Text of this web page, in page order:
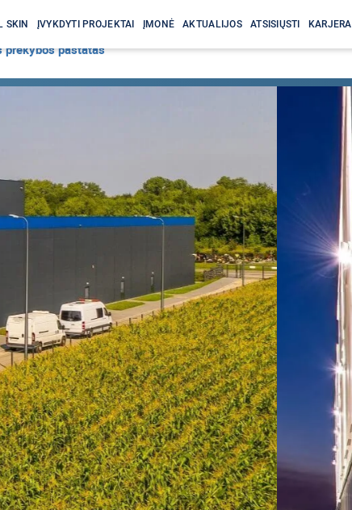
SKIN ĮVYKDYTI PROJEKTAI ĮMONĖ AKTUALIJOS ATSISIŲSTI KARJERA
pastatas